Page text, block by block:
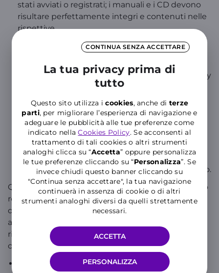
CONTINUA SENZA ACCETTARE
La tua privacy prima di
tutto
Questo sito utilizza icookies, anche di terze
parti, per migliorare l’esperienza di navigazione e
adeguare le pubblicità alle tue preferenze come
indicato nellaCookies Policy. Se acconsenti al
trattamento di tali cookies o altri strumenti
analoghi clicca su “Accetta” oppure personalizza
le tue preferenze cliccando su “Personalizza”. Se
invece chiudi questo banner cliccando su
"Continua senza accettare", la tua navigazione
continuerà in assenza di cookie o di altri
strumenti analoghi diversi da quelli strettamente
necessari.
PERSONALIZZA
ACCETTA
stati avviati o registrati; i manuali e i CD devono
risultare perfettamente integri e contenuti nelle
rispettive
confezioni; le cartucce d’inchiostro per la stampa
non devono risultare utilizzati, neanche
parzialmente. La spedizione, fino all'attestato di
avvenuto ricevimento nel magazzino DHL Supply
Chain (Italy), è sotto la completa responsabilità
del Cliente. WINDTRE non risponde in nessun
modo per danneggiamenti, furto o smarrimento
di prodotti restituiti con spedizioni non
assicurate.
Al suo arrivo in magazzino, il prodotto sarà
esaminato per valutare eventuali ammanchi,
danni o manomissioni non derivanti dal trasporto.
Qualora la confezione e/o l'imballo originale risultino
rovinati o si evidenzi un ammanco o un danno non
derivante dal trasporto, WINDTRE si riserva di
addebitare al Cliente un contributo, a titolo di
rimborso, di importo pari alle spese sostenute per i
costi di ripristino:
della confezione esterna e/o dell’imballo interno